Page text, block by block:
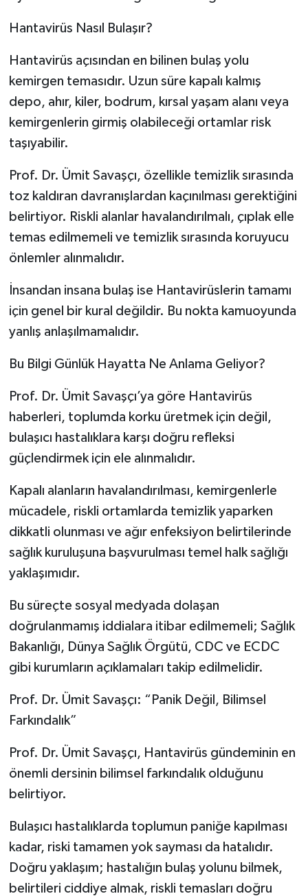
Hantavirüs Nasıl Bulaşır?
Hantavirüs açısından en bilinen bulaş yolu
kemirgen temasıdır. Uzun süre kapalı kalmış
depo, ahır, kiler, bodrum, kırsal yaşam alanı veya
kemirgenlerin girmiş olabileceği ortamlar risk
taşıyabilir.
Prof. Dr. Ümit Savaşçı, özellikle temizlik sırasında
toz kaldıran davranışlardan kaçınılması gerektiğini
belirtiyor. Riskli alanlar havalandırılmalı, çıplak elle
temas edilmemeli ve temizlik sırasında koruyucu
önlemler alınmalıdır.
İnsandan insana bulaş ise Hantavirüslerin tamamı
için genel bir kural değildir. Bu nokta kamuoyunda
yanlış anlaşılmamalıdır.
Bu Bilgi Günlük Hayatta Ne Anlama Geliyor?
Prof. Dr. Ümit Savaşçı’ya göre Hantavirüs
haberleri, toplumda korku üretmek için değil,
bulaşıcı hastalıklara karşı doğru refleksi
güçlendirmek için ele alınmalıdır.
Kapalı alanların havalandırılması, kemirgenlerle
mücadele, riskli ortamlarda temizlik yaparken
dikkatli olunması ve ağır enfeksiyon belirtilerinde
sağlık kuruluşuna başvurulması temel halk sağlığı
yaklaşımıdır.
Bu süreçte sosyal medyada dolaşan
doğrulanmamış iddialara itibar edilmemeli; Sağlık
Bakanlığı, Dünya Sağlık Örgütü, CDC ve ECDC
gibi kurumların açıklamaları takip edilmelidir.
Prof. Dr. Ümit Savaşçı: “Panik Değil, Bilimsel
Farkındalık”
Prof. Dr. Ümit Savaşçı, Hantavirüs gündeminin en
önemli dersinin bilimsel farkındalık olduğunu
belirtiyor.
Bulaşıcı hastalıklarda toplumun paniğe kapılması
kadar, riski tamamen yok sayması da hatalıdır.
Doğru yaklaşım; hastalığın bulaş yolunu bilmek,
belirtileri ciddiye almak, riskli temasları doğru